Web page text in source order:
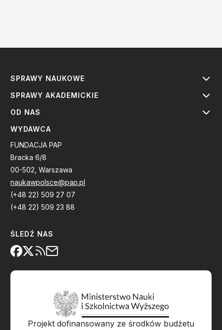
SPRAWY NAUKOWE
SPRAWY AKADEMICKIE
OD NAS
WYDAWCA
FUNDACJA PAP
Bracka 6/8
00-502, Warszawa
naukawpolsce@pap.pl
(+48 22) 509 27 07
(+48 22) 509 23 88
ŚLEDŹ NAS
Projekt dofinansowany ze środków budżetu